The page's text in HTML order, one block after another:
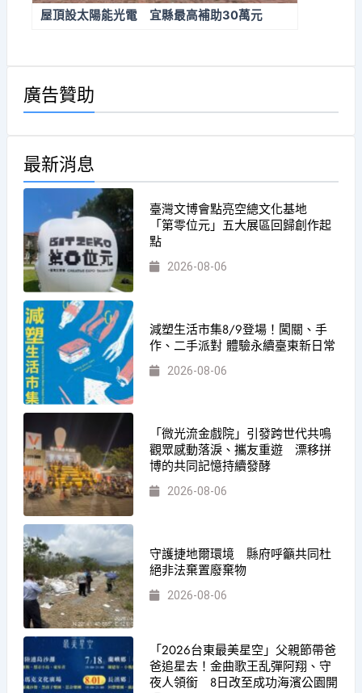
屋頂設太陽能光電 宜縣最高補助30萬元
廣告贊助
最新消息
臺灣文博會點亮空總文化基地
「第零位元」五大展區回歸創作起
點
2026-08-06
減塑生活市集8/9登場！闖關、手
作、二手派對 體驗永續臺東新日常
2026-08-06
「微光流金戲院」引發跨世代共鳴
觀眾感動落淚、攜友重遊 漂移拼
博的共同記憶持續發酵
2026-08-06
守護捷地爾環境 縣府呼籲共同杜
絕非法棄置廢棄物
2026-08-06
「2026台東最美星空」父親節帶爸
爸追星去！金曲歌王乱彈阿翔、守
夜人領銜 8日改至成功海濱公園開